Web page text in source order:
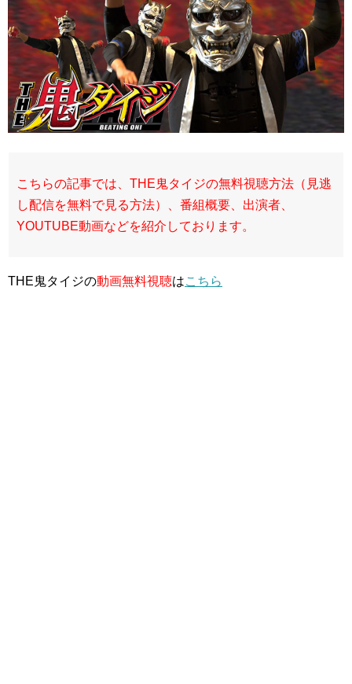
こちらの記事では、THE鬼タイジの無料視聴方法（見逃
し配信を無料で見る方法）、番組概要、出演者、
YOUTUBE動画などを紹介しております。
THE鬼タイジの動画無料視聴はこちら